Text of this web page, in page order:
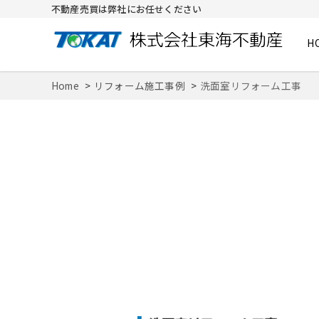
不動産売買は弊社にお任せください
Home リフォーム施工事例 洗面室リフォーム工事